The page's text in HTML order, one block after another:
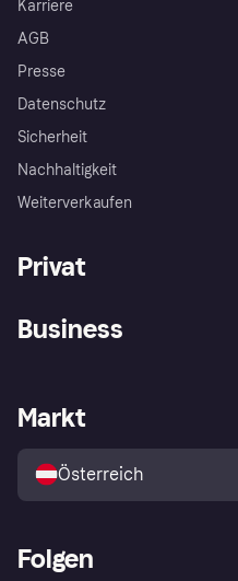
Karriere
AGB
Presse
Datenschutz
Sicherheit
Nachhaltigkeit
Weiterverkaufen
Privat
Shops entdecken
Business
Händlerportal
Markt
Österreich
Folgen